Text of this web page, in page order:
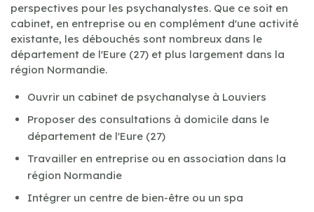
perspectives pour les psychanalystes. Que ce soit en
cabinet, en entreprise ou en complément d'une activité
existante, les débouchés sont nombreux dans le
département de l'Eure (27) et plus largement dans la
région Normandie.
Ouvrir un cabinet de psychanalyse à Louviers
Proposer des consultations à domicile dans le
département de l'Eure (27)
Travailler en entreprise ou en association dans la
région Normandie
Intégrer un centre de bien-être ou un spa